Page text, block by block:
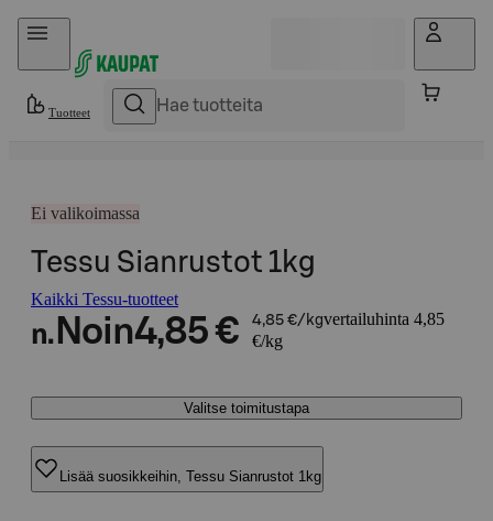
Hyppää sisältöön
Tuotteet
Ei valikoimassa
Tessu Sianrustot 1kg
Kaikki Tessu-tuotteet
n. Noin4,85 € 4,85 €/kgvertailuhinta 4,85
€/kg
Valitse toimitustapa
Lisää suosikkeihin, Tessu Sianrustot 1kg